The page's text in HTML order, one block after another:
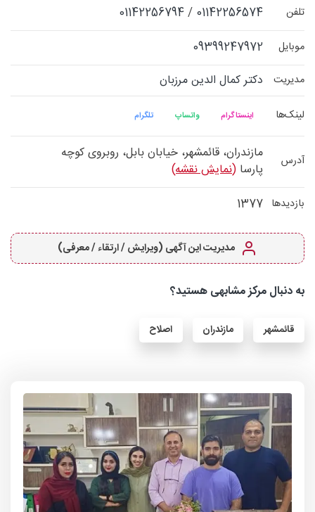
تلفن
01142256574
/
01142256794
موبایل 09399247972
مدیریت دکتر کمال الدین مرزبان
لینک‌ها تلگرام واتساپ اینستاگرام
آدرس
مازندران، قائمشهر، خیابان بابل، روبروی کوچه
پارسا (نمایش نقشه)
بازدیدها 1377
مدیریت این آگهی (ویرایش / ارتقاء / معرفی)
به دنبال مرکز مشابهی هستید؟
قائمشهر مازندران اصلاح